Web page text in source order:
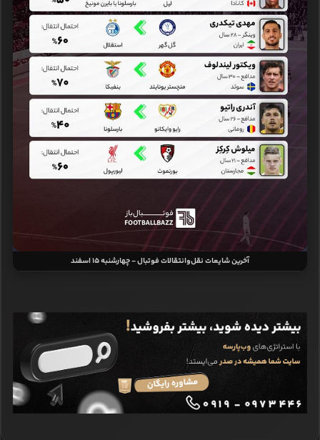
آخرین شایعات نقل‌وانتقالات فوتبال - چهارشنبه ۱۵ اسفند